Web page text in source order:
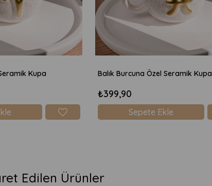
Kupa Balık Burcuna Özel Seramik Kupa
₺399,90
Sepete Ekle
Edilen Ürünler